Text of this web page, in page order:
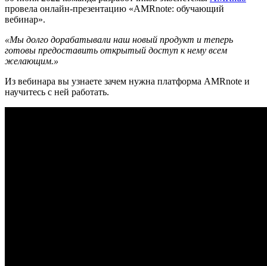
провела онлайн-презентацию «AMRnote: обучающий
вебинар».
«Мы долго дорабатывали наш новый продукт и теперь
готовы предоставить открытый доступ к нему всем
желающим.»
Из вебинара вы узнаете зачем нужна платформа AMRnote и
научитесь с ней работать.